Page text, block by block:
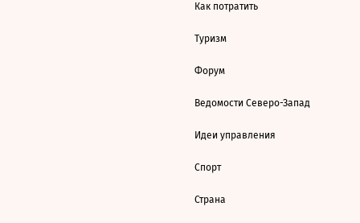
Как потратить
Туризм
Форум
Ведомости Северо-Запад
Идеи управления
Спорт
Страна